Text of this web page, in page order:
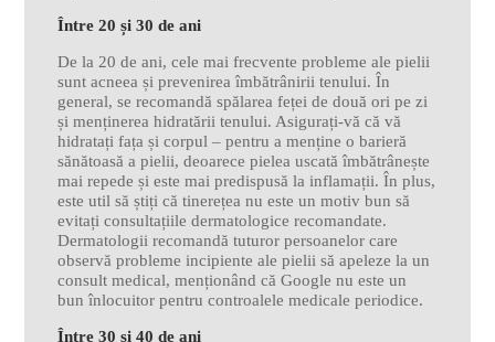
Între 20 și 30 de ani
De la 20 de ani, cele mai frecvente probleme ale pielii
sunt acneea și prevenirea îmbătrânirii tenului. În
general, se recomandă spălarea feței de două ori pe zi
și menținerea hidratării tenului. Asigurați-vă că vă
hidratați fața și corpul – pentru a menține o barieră
sănătoasă a pielii, deoarece pielea uscată îmbătrânește
mai repede și este mai predispusă la inflamații. În plus,
este util să știți că tinerețea nu este un motiv bun să
evitați consultațiile dermatologice recomandate.
Dermatologii recomandă tuturor persoanelor care
observă probleme incipiente ale pielii să apeleze la un
consult medical, menționând că Google nu este un
bun înlocuitor pentru controalele medicale periodice.
Între 30 și 40 de ani